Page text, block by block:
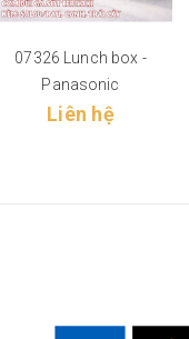
07326 Lunch box -
Panasonic
Liên hệ